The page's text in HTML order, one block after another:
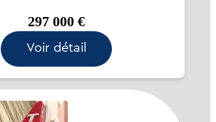
vitrines of...
297 000 €
Voir détail